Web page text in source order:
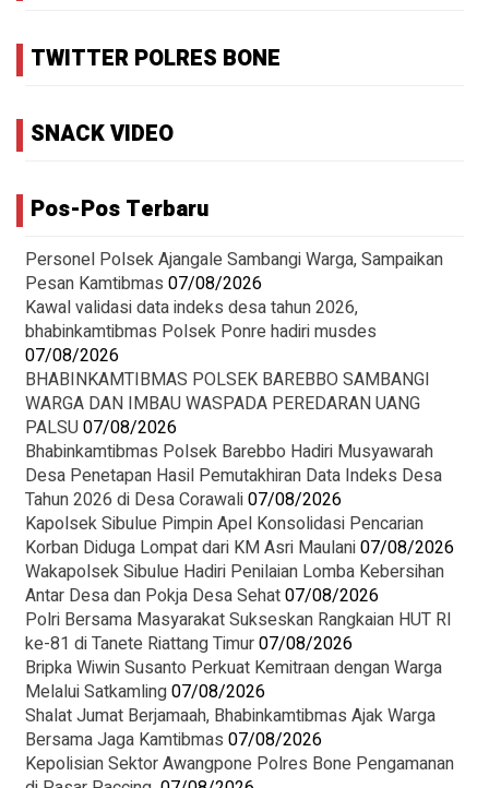
TWITTER POLRES BONE
SNACK VIDEO
Pos-Pos Terbaru
Personel Polsek Ajangale Sambangi Warga, Sampaikan
Pesan Kamtibmas 07/08/2026
Kawal validasi data indeks desa tahun 2026,
bhabinkamtibmas Polsek Ponre hadiri musdes
07/08/2026
BHABINKAMTIBMAS POLSEK BAREBBO SAMBANGI
WARGA DAN IMBAU WASPADA PEREDARAN UANG
PALSU07/08/2026
Bhabinkamtibmas Polsek Barebbo Hadiri Musyawarah
Desa Penetapan Hasil Pemutakhiran Data Indeks Desa
Tahun 2026 di Desa Corawali07/08/2026
Kapolsek Sibulue Pimpin Apel Konsolidasi Pencarian
Korban Diduga Lompat dari KM Asri Maulani07/08/2026
Wakapolsek Sibulue Hadiri Penilaian Lomba Kebersihan
Antar Desa dan Pokja Desa Sehat07/08/2026
Polri Bersama Masyarakat Sukseskan Rangkaian HUT RI
ke-81 di Tanete Riattang Timur07/08/2026
Bripka Wiwin Susanto Perkuat Kemitraan dengan Warga
Melalui Satkamling07/08/2026
Shalat Jumat Berjamaah, Bhabinkamtibmas Ajak Warga
Bersama Jaga Kamtibmas 07/08/2026
Kepolisian Sektor Awangpone Polres Bone Pengamanan